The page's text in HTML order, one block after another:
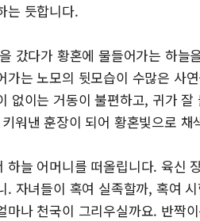
는 듯합니다.
갔다가 황혼에 물들어가는 하늘
가는 노모의 뒷모습이 수많은 사
없이는 거동이 불편하고, 귀가
워낸 훈장이 되어 황혼빛으로 채
하늘 어머니를 떠올립니다. 육신
. 자녀들이 혹여 실족할까, 혹여
마나 천국이 그리우실까요. 반짝